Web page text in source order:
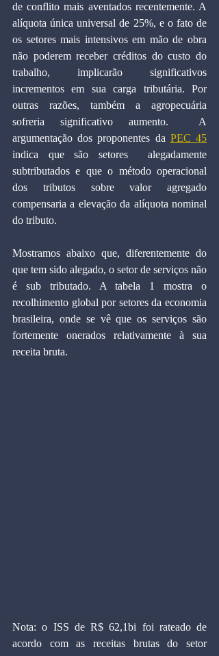
de conflito mais aventados recentemente. A
alíquota única universal de 25%, e o fato de
os setores mais intensivos em mão de obra
não poderem receber créditos do custo do
trabalho, implicarão significativos
incrementos em sua carga tributária. Por
outras razões, também a agropecuária
sofreria significativo aumento.  A
argumentação dos proponentes da PEC 45
indica que são setores  alegadamente
subtributados e que o método operacional
dos tributos sobre valor agregado
compensaria a elevação da alíquota nominal
do tributo.
Mostramos abaixo que, diferentemente do
que tem sido alegado, o setor de serviços não
é sub tributado. A tabela 1 mostra o
recolhimento global por setores da economia
brasileira, onde se vê que os serviços são
fortemente onerados relativamente à sua
receita bruta.
Nota: o ISS de R$ 62,1bi foi rateado de
acordo com as receitas brutas do setor